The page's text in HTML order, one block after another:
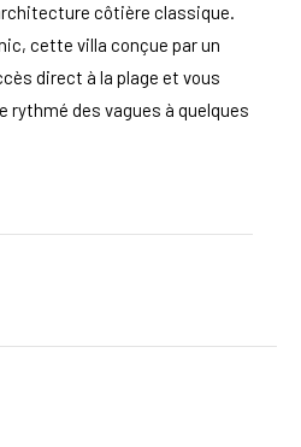
côtière classique.
cette villa conçue par un
direct à la plage et vous
rythmé des vagues à quelques